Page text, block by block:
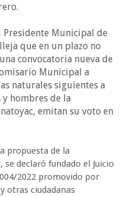
Presidente Municipal de
que en un plazo no
convocatoria nueva de
Municipal a
naturales siguientes a
hombres de la
emitan su voto en
propuesta de la
se declaró fundado el Juicio
004/2022 promovido por
otras ciudadanas